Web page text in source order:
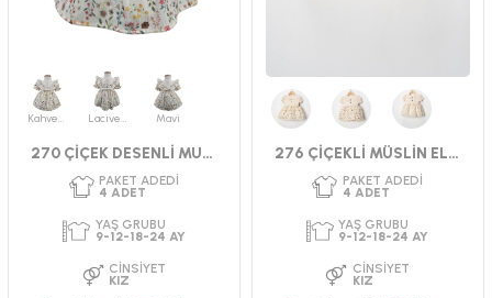
Kahverengi Lacivert Mavi
270 ÇİÇEK DESENLİ MUSLIN ELBİSE 276 ÇİÇEKLİ MÜSLİN ELBİSE 9-24 AY